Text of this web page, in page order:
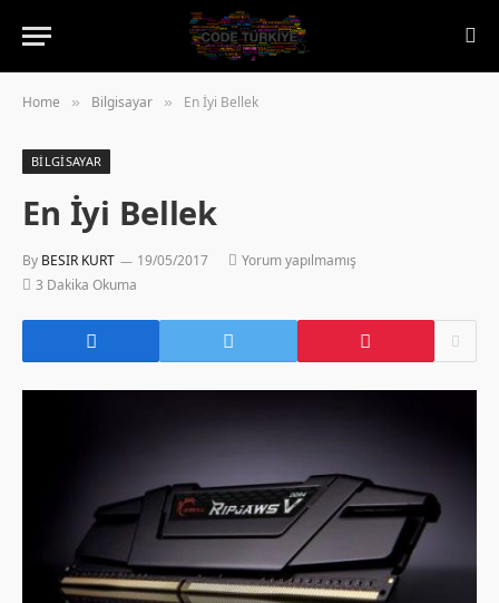
Home » Bilgisayar » En İyi Bellek
BILGISAYAR
En İyi Bellek
By BESIR KURT 19/05/2017
Yorum yapılmamış
3 Dakika Okuma